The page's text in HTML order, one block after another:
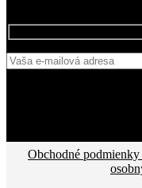
Obchodné